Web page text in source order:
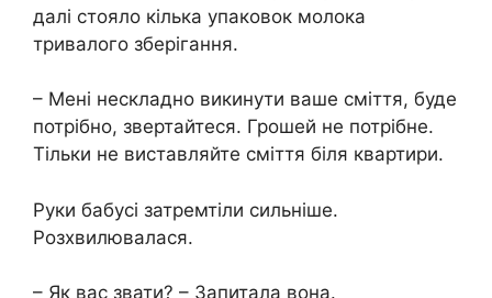
далі стояло кілька упаковок молока
тривалого зберігання.
– Мені нескладно викинути ваше сміття, буде
потрібно, звертайтеся. Грошей не потрібне.
Тільки не виставляйте сміття біля квартири.
Руки бабусі затремтіли сильніше.
Розхвилювалася.
– Як вас звати? – Запитала вона.